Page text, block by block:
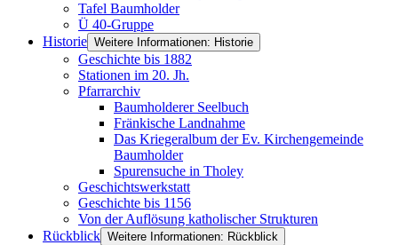
Tafel Baumholder
Ü 40-Gruppe
Historie Weitere Informationen: Historie
Geschichte bis 1882
Stationen im 20. Jh.
Pfarrarchiv
Baumholderer Seelbuch
Fränkische Landnahme
Das Kriegeralbum der Ev. Kirchengemeinde
Baumholder
Spurensuche in Tholey
Geschichtswerkstatt
Geschichte bis 1156
Von der Auflösung katholischer Strukturen
Rückblick Weitere Informationen: Rückblick